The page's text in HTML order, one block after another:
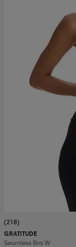
(218)
GRATITUDE
Seamless Bra W